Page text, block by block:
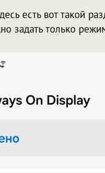
есть вот такой
задать только